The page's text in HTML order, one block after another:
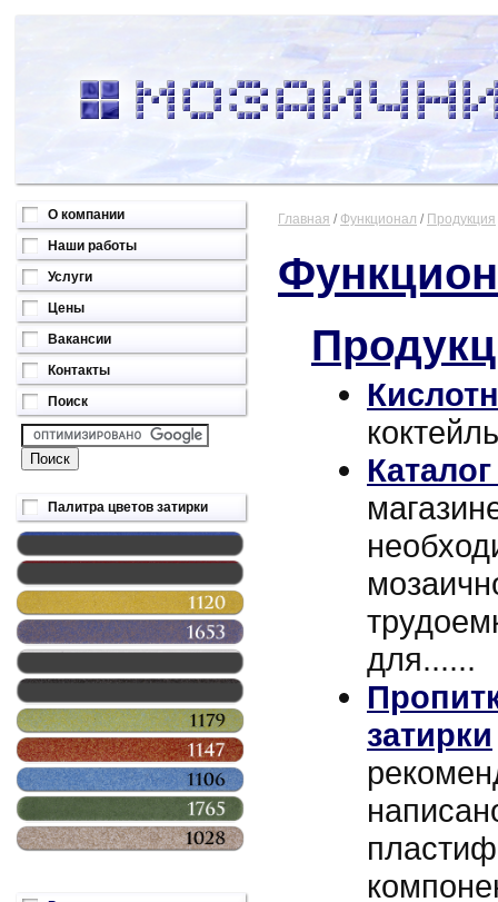
Главная / Функционал / Продукция
для......
затирки
О компании
Наши работы
Услуги
Цены
Вакансии
Контакты
Поиск
Палитра цветов затирки